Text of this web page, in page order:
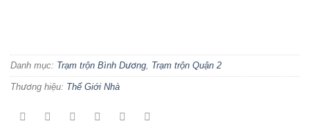
Danh mục: Trạm trộn Bình Dương, Trạm trộn Quận 2
Thương hiệu: Thế Giới Nhà